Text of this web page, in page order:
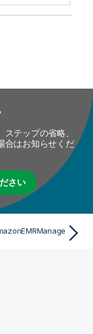
テップの省略、
合はお知らせくだ
さい